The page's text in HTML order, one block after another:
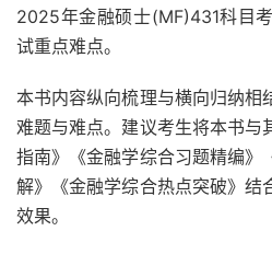
2025年金融硕士(MF)431科目
试重点难点。
本书内容纵向梳理与横向归纳相
难题与难点。建议考生将本书与
指南》《金融学综合习题精编》
解》《金融学综合热点突破》结
效果。